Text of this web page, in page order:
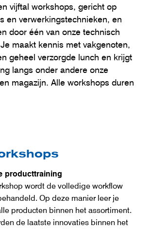
vijftal workshops, gericht op
en verwerkingstechnieken, en
door één van onze technisch
maakt kennis met vakgenoten,
geheel verzorgde lunch en krijgt
langs onder andere onze
magazijn. Alle workshops duren
wordt de volledige workflow
Op deze manier leer je
producten binnen het assortiment.
de laatste innovaties binnen het